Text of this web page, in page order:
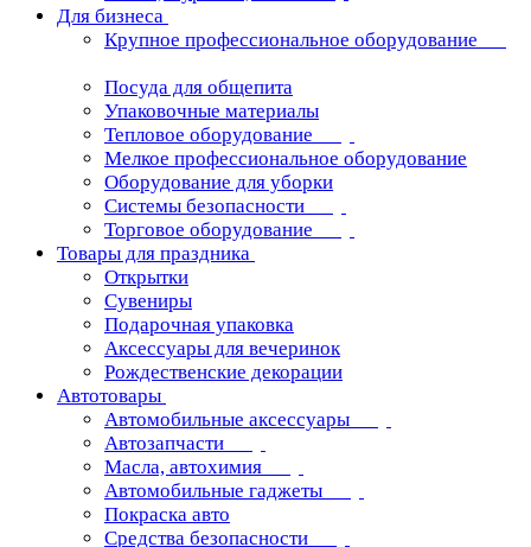
Для бизнеса
Крупное профессиональное оборудование
Посуда для общепита
Упаковочные материалы
Тепловое оборудование
Мелкое профессиональное оборудование
Оборудование для уборки
Системы безопасности
Торговое оборудование
Товары для праздника
Открытки
Сувениры
Подарочная упаковка
Аксессуары для вечеринок
Рождественские декорации
Автотовары
Автомобильные аксессуары
Автозапчасти
Масла, автохимия
Автомобильные гаджеты
Покраска авто
Средства безопасности